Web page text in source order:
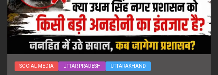
SOCIAL MEDIA UTTAR PRADESH UTTARAKHAND